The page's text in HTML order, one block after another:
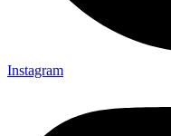
Instagram